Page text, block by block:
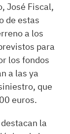
José Fiscal,
de estas
a los
para
los fondos
a las ya
que
euros.
la